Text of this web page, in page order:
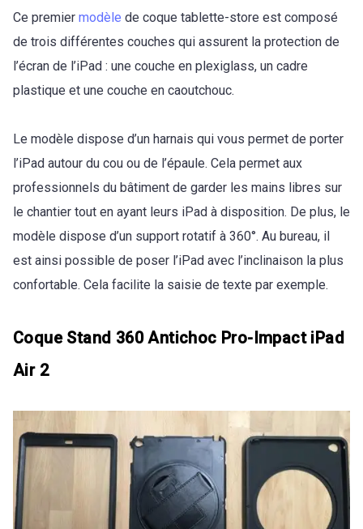
Ce premier modèle de coque tablette-store est composé
de trois différentes couches qui assurent la protection de
l’écran de l’iPad : une couche en plexiglass, un cadre
plastique et une couche en caoutchouc.
Le modèle dispose d’un harnais qui vous permet de porter
l’iPad autour du cou ou de l’épaule. Cela permet aux
professionnels du bâtiment de garder les mains libres sur
le chantier tout en ayant leurs iPad à disposition. De plus, le
modèle dispose d’un support rotatif à 360°. Au bureau, il
est ainsi possible de poser l’iPad avec l’inclinaison la plus
confortable. Cela facilite la saisie de texte par exemple.
Coque Stand 360 Antichoc Pro-Impact iPad
Air 2